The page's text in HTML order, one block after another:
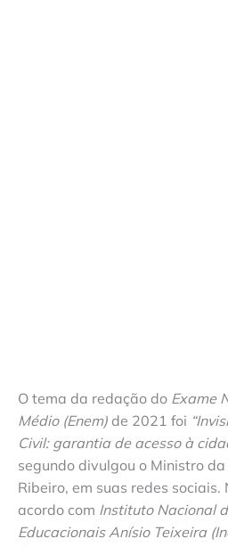
O tema da redação do Exame
Médio (Enem) de 2021 foi
Civil: garantia de acesso à
segundo divulgou o Ministro
Ribeiro, em suas redes sociais.
acordo com Instituto Nacional
Educacionais Anísio Teixeira